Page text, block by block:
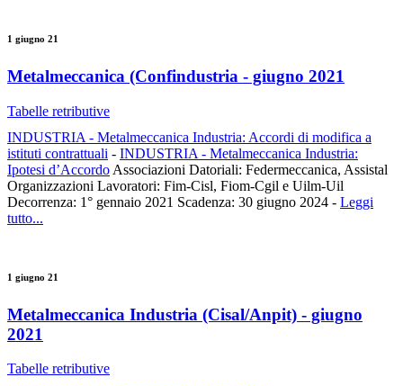
1 giugno 21
Metalmeccanica (Confindustria - giugno 2021
Tabelle retributive
INDUSTRIA - Metalmeccanica Industria: Accordi di modifica a
istituti contrattuali - INDUSTRIA - Metalmeccanica Industria:
Ipotesi d’Accordo Associazioni Datoriali: Federmeccanica, Assistal
Organizzazioni Lavoratori: Fim-Cisl, Fiom-Cgil e Uilm-Uil
Decorrenza: 1° gennaio 2021 Scadenza: 30 giugno 2024 - Leggi
tutto...
1 giugno 21
Metalmeccanica Industria (Cisal/Anpit) - giugno
2021
Tabelle retributive